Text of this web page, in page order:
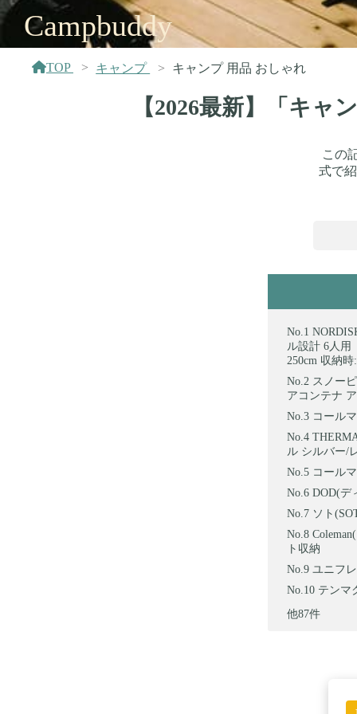
Campbuddy
TOP キャンプ キャンプ 用品 おしゃれ
【2026最新】「キ
この
式で
ル設計 6人用
250cm 収納
スノー
アコンテナ
コール
ル シルバー/
コール
DOD(デ
ソト
ト収納
ユニフ
テンマ
他87件